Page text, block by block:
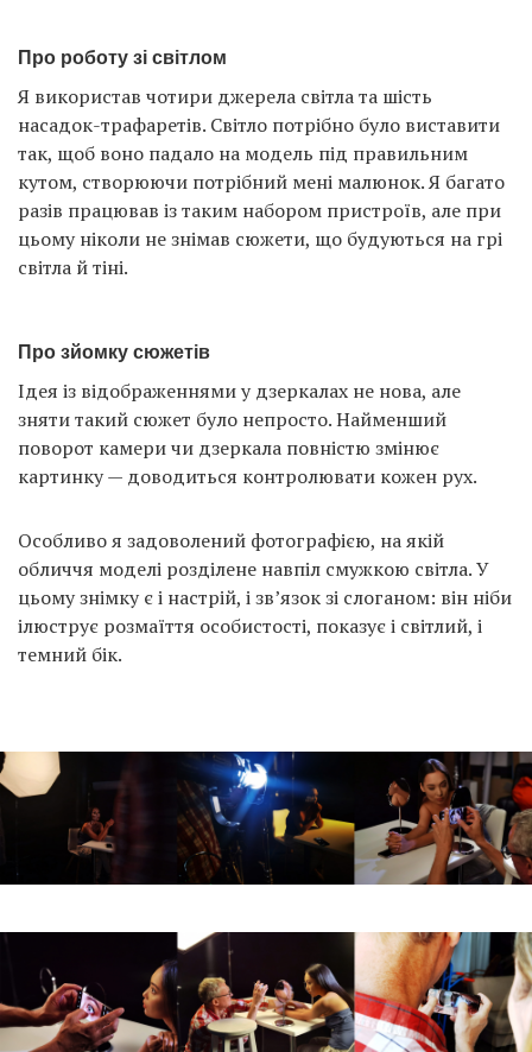
Про роботу зі світлом
Я використав чотири джерела світла та шість
насадок-трафаретів. Світло потрібно було виставити
так, щоб воно падало на модель під правильним
кутом, створюючи потрібний мені малюнок. Я багато
разів працював із таким набором пристроїв, але при
цьому ніколи не знімав сюжети, що будуються на грі
світла й тіні.
Про зйомку сюжетів
Ідея із відображеннями у дзеркалах не нова, але
зняти такий сюжет було непросто. Найменший
поворот камери чи дзеркала повністю змінює
картинку — доводиться контролювати кожен рух.
Особливо я задоволений фотографією, на якій
обличчя моделі розділене навпіл смужкою світла. У
цьому знімку є і настрій, і зв’язок зі слоганом: він ніби
ілюструє розмаїття особистості, показує і світлий, і
темний бік.